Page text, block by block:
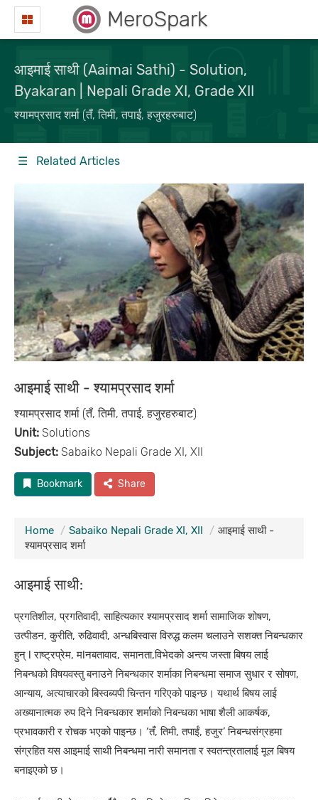
MeroSpark
आइमाई साथी (Aaimai Sathi) - Solution,
Byakaran | Nepali Grade XI, Grade XII
श्यामप्रसाद शर्मा (तँ, तिमी, तपाई, हजुरहरुबाट)
☰ Related Articles
आइमाई साथी - श्यामप्रसाद शर्मा
श्यामप्रसाद शर्मा (तँ, तिमी, तपाई, हजुरहरुबाट)
Unit: Solutions
Subject: Sabaiko Nepali Grade XI, XII
Bookmark Share
Home Sabaiko Nepali Grade XI, XII
आइमाई साथी -
श्यामप्रसाद शर्मा
आइमाई साथी:
प्रगतिशील, प्रगतिवादी, साहित्यकार श्यामप्रसाद शर्मा सामाजिक शोषण,
उत्पीडन, कुरीति, रुढिवादी, अन्धबिस्वास विरुद्ध कलम चलाउने सशक्त निबन्धकार
हुन् l राष्ट्रप्रेम, मlनबतावाद, समानता,विभेदको अन्त्य जस्ता बिषय लाई
निबन्धको विषयवस्तु बनाउने निबन्धकार शर्माका निबन्धमा समाज सुधार र सोषण,
आन्याय, अत्याचारको बिस्वब्यपी चिन्तन गरिएको पाइन्छ। यथार्थ बिषय लाई
अख्यानात्मक रुप दिने निबन्धकार शर्माको निबन्धका भाषा शैली आकर्षक,
प्रभावकारी र रोचक भएको पाइन्छ। ‘तँ, तिमी, तपाईं, हजुर’ निबन्धसंग्रहमा
संग्रहित यस आइमाई साथी निबन्धमा नारी समानता र स्वतन्त्रतालाई मूल बिषय
बनाइएको छ।